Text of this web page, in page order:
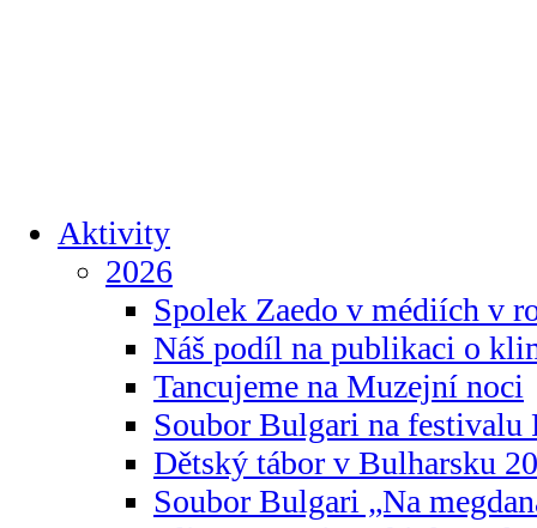
Aktivity
2026
Spolek Zaedo v médiích v
Náš podíl na publikaci o
Tancujeme na Muzejní noci
Soubor Bulgari na festivalu
Dětský tábor v Bulharsku
Soubor Bulgari „Na